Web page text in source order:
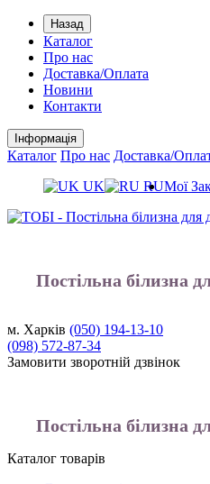
Назад
Каталог
Про нас
Доставка/Оплата
Новини
Контакти
Інформація
Каталог Про нас Доставка/
RU
UK Мої
Постільна білизна
м. Харків (050) 194-13-10
(098) 572-87-34
Замовити зворотній дзвінок
Постільна білизна
Каталог товарів